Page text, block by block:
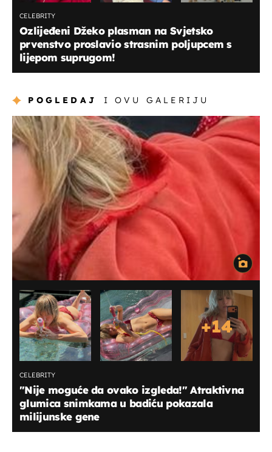
CELEBRITY
Ozlijeđeni Džeko plasman na Svjetsko
prvenstvo proslavio strasnim poljupcem s
lijepom suprugom!
POGLEDAJ I OVU GALERIJU
+14
CELEBRITY
"Nije moguće da ovako izgleda!" Atraktivna
glumica snimkama u badiću pokazala
milijunske gene